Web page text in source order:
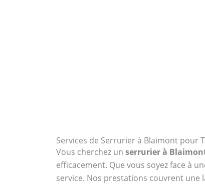
Services de Serrurier à Blaimont pour
Vous cherchez un serrurier à
efficacement. Que vous soyez face à
service. Nos prestations couvrent une